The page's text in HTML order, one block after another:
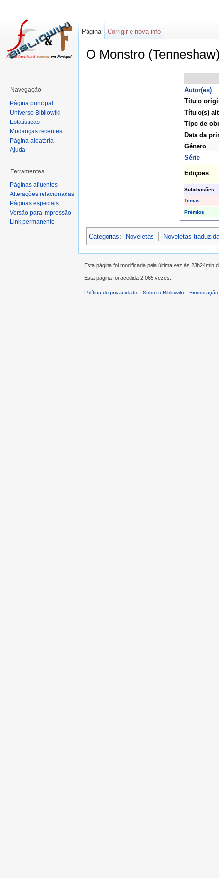
O Monstro
Autor(es)
Título
Título(s)
Tipo de
Data da
Género
Série
Edições
Subdivisões
Temas
Prémios
Categorias: Noveletas Noveletas
Página Corrigir e nova info
Navegação
Página principal
Universo Bibliowiki
Estatísticas
Mudanças recentes
Página aleatória
Ajuda
Ferramentas
Páginas afluentes
Alterações relacionadas
Páginas especiais
Versão para impressão
Link permanente
Esta página foi modificada pela última vez às 23h24min
Esta página foi acedida 2 065 vezes.
Política de privacidade Sobre o Bibliowiki